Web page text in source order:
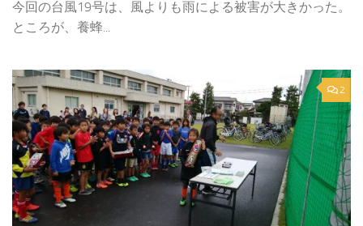
今回の台風19号は、風よりも雨による被害が大きかった。
ところが、養蜂...
2